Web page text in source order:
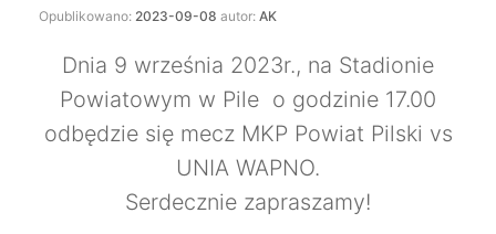
Opublikowano: 2023-09-08 autor: AK
Dnia 9 września 2023r., na Stadionie
Powiatowym w Pile o godzinie 17.00
odbędzie się mecz MKP Powiat Pilski vs
UNIA WAPNO.
Serdecznie zapraszamy!